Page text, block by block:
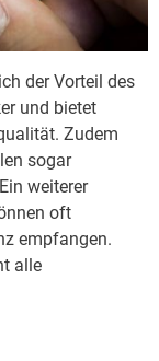
der Vorteil des
und bietet
Zudem
sogar
weiterer
oft
empfangen.
alle